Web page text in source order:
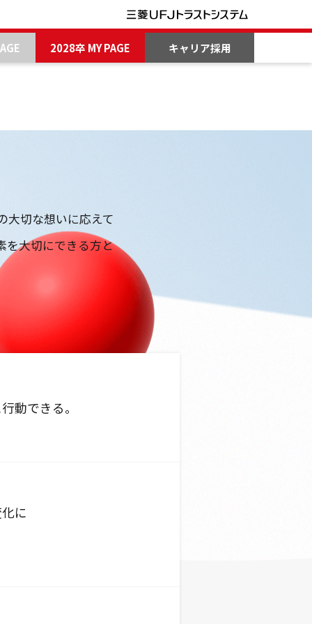
2028卒 MY PAGE キャリア採用
大切な想いに応えて
を大切にできる方と
動できる。
に